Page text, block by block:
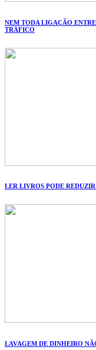
NEM TODA LIGAÇÃO
TRÁFICO
LER LIVROS PODE REDUZIR
LAVAGEM DE DINHEIRO